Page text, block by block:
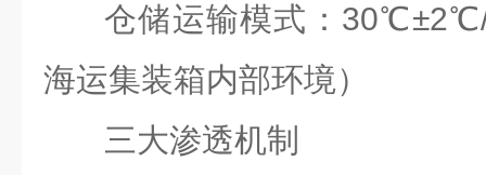
仓储运输模式：
海运集装箱内部环境）
三大渗透机制